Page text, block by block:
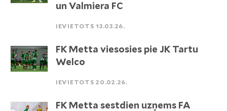
un Valmiera FC
IEVIETOTS 13.03.26.
FK Metta viesosies pie JK Tartu
Welco
IEVIETOTS 20.02.26.
FK Metta sestdien uzņems FA